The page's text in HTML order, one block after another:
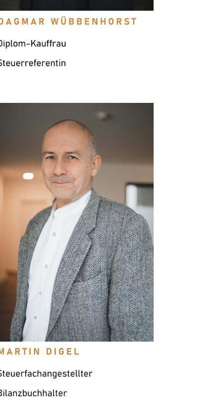
„Für mich ist ein angenehmes Arbeitsklima
zwischen den Mitarbeiter*innen sowie eine
positive Work-Life Balance sehr wichtig.
Es ist klasse, in einem Team mit
gegenseitiger Unterstützung und
Wertschätzung zu arbeiten. Außerdem gibt
es hier einen top eingerichteten Arbeitsplatz
in einem modernen Büro inklusive flexibler
Arbeitszeit.“